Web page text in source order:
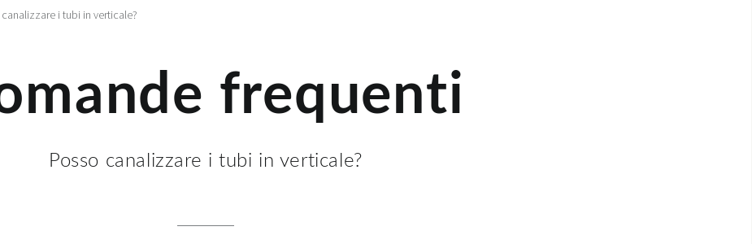
i tubi in verticale?
frequenti
Posso canalizzare i tubi in verticale?